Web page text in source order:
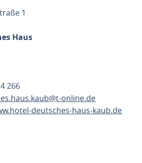
Haus
266
online.de
deutsches-haus-kaub.de